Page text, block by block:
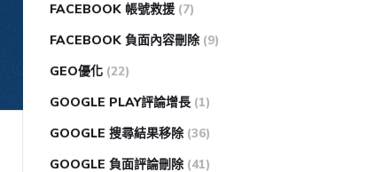
FACEBOOK 帳號救援 (7)
FACEBOOK 負面內容刪除 (9)
GEO優化 (22)
GOOGLE PLAY評論增長 (1)
GOOGLE 搜尋結果移除 (36)
GOOGLE 負面評論刪除 (41)